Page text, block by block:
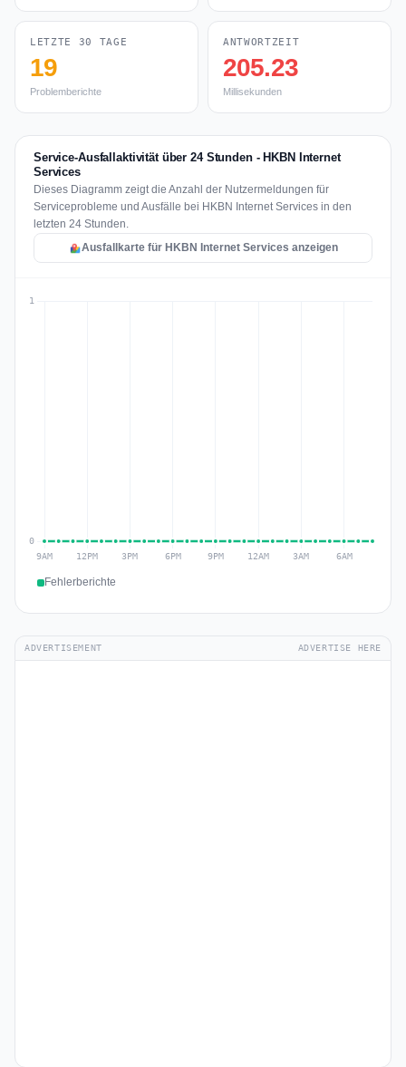
LETZTE 30 TAGE
19
Problemberichte
ANTWORTZEIT
205.23
Millisekunden
Service-Ausfallaktivität über 24 Stunden - HKBN Internet
Services
Dieses Diagramm zeigt die Anzahl der Nutzermeldungen für
Serviceprobleme und Ausfälle bei HKBN Internet Services in den
letzten 24 Stunden.
Ausfallkarte für HKBN Internet Services anzeigen
Fehlerberichte
ADVERTISEMENT ADVERTISE HERE